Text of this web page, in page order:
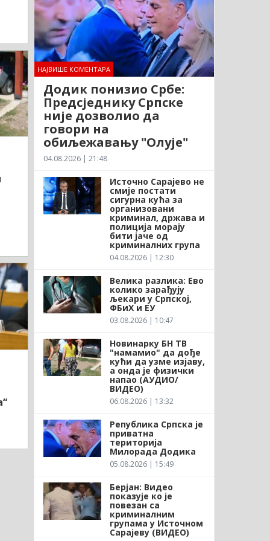
НАЈВИШЕ КОМЕНТАРА
Додик понизио Србе:
Предсједнику Српске
није дозволио да
говори на
обиљежавању "Олује"
04.08.2026 | 21:48
Источно Сарајево не
смије постати
сигурна кућа за
организовани
криминал, држава и
полиција морају
бити јаче од
криминалних група
04.08.2026 | 12:30
Велика разлика: Ево
колико зарађују
љекари у Српској,
ФБиХ и ЕУ
03.08.2026 | 10:47
Новинарку БН ТВ
"намамио" да дође
кући да узме изјаву,
а онда је физички
напао (АУДИО/
ВИДЕО)
06.08.2026 | 13:32
Република Српска је
приватна
територија
Милорада Додика
05.08.2026 | 15:49
Берјан: Видео
показује ко је
повезан са
криминалним
групама у Источном
Сарајеву (ВИДЕО)